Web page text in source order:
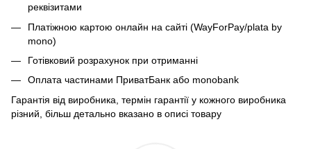
реквізитами
Платіжною картою онлайн на сайті (WayForPay/plata by
mono)
Готівковий розрахунок при отриманні
Оплата частинами ПриватБанк або monobank
Гарантія від виробника, термін гарантії у кожного виробника
різний, більш детально вказано в описі товару